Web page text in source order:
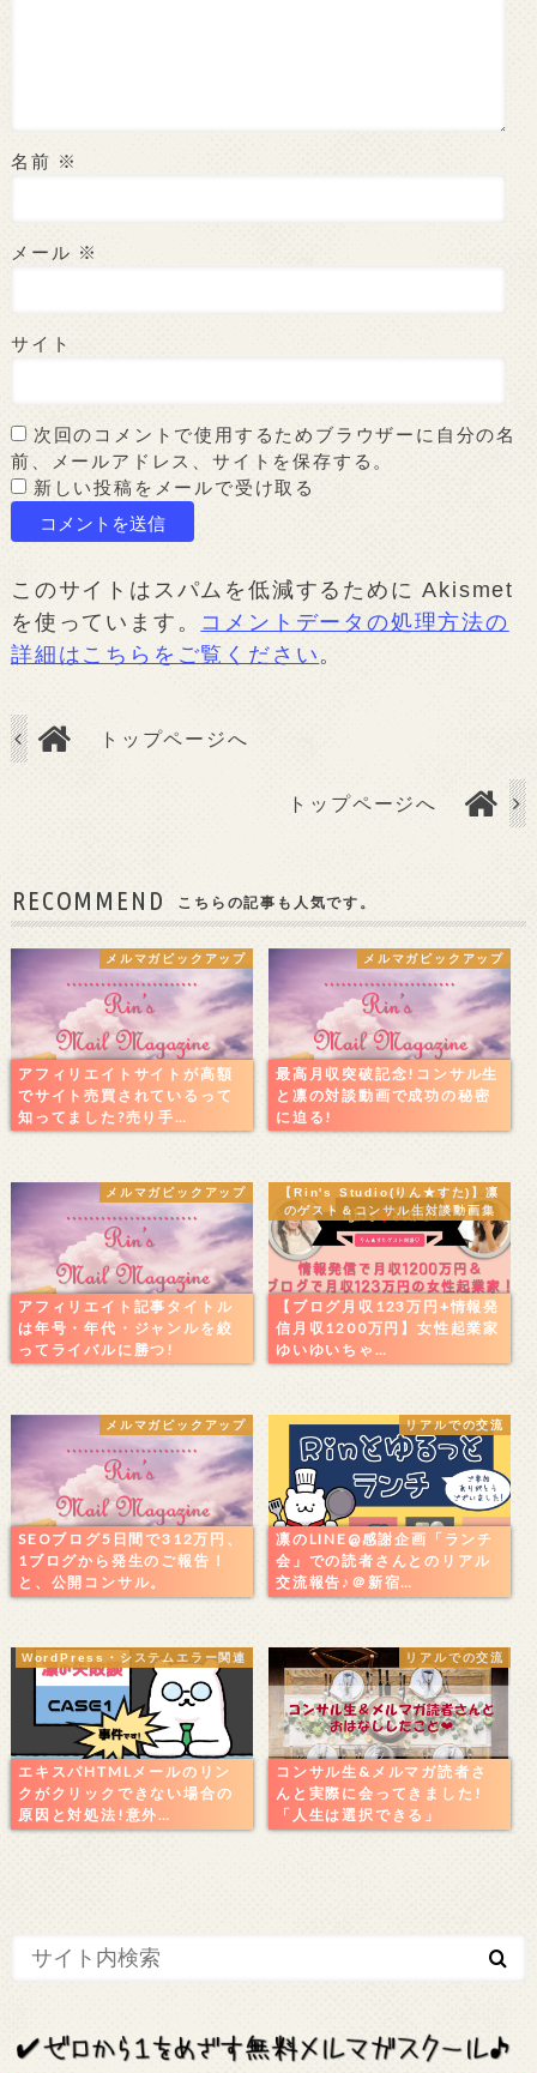
名前 ※
メール ※
サイト
次回のコメントで使用するためブラウザーに自分の名
前、メールアドレス、サイトを保存する。
新しい投稿をメールで受け取る
このサイトはスパムを低減するために Akismet
を使っています。 コメントデータの処理方法の
詳細はこちらをご覧ください 。
トップページへ
トップページへ
RECOMMEND こちらの記事も人気です。
メルマガピックアップ
アフィリエイトサイトが高額
でサイト売買されているって
知ってました?売り手…
メルマガピックアップ
最高月収突破記念!コンサル生
と凛の対談動画で成功の秘密
に迫る!
メルマガピックアップ
アフィリエイト記事タイトル
は年号・年代・ジャンルを絞
ってライバルに勝つ!
【Rin's Studio(りん★すた)】凛
のゲスト＆コンサル生対談動画集
【ブログ月収123万円+情報発
信月収1200万円】女性起業家
ゆいゆいちゃ…
メルマガピックアップ
SEOブログ5日間で312万円、
1ブログから発生のご報告！
と、公開コンサル。
リアルでの交流
凛のLINE@感謝企画「ランチ
会」での読者さんとのリアル
交流報告♪＠新宿…
WordPress・システムエラー関連
エキスパHTMLメールのリン
クがクリックできない場合の
原因と対処法!意外…
リアルでの交流
コンサル生&メルマガ読者さ
んと実際に会ってきました!
「人生は選択できる」